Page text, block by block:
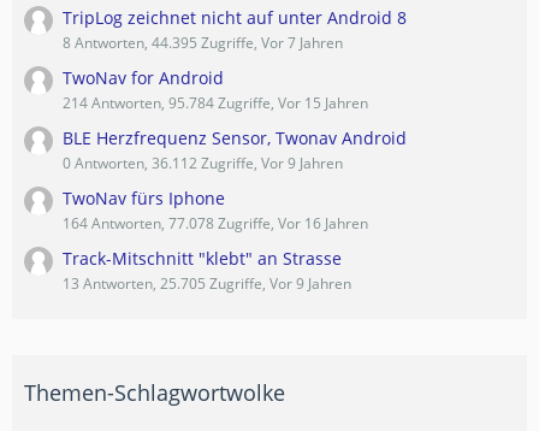
TripLog zeichnet nicht auf unter Android 8
8 Antworten, 44.395 Zugriffe, Vor 7 Jahren
TwoNav for Android
214 Antworten, 95.784 Zugriffe, Vor 15 Jahren
BLE Herzfrequenz Sensor, Twonav Android
0 Antworten, 36.112 Zugriffe, Vor 9 Jahren
TwoNav fürs Iphone
164 Antworten, 77.078 Zugriffe, Vor 16 Jahren
Track-Mitschnitt "klebt" an Strasse
13 Antworten, 25.705 Zugriffe, Vor 9 Jahren
Themen-Schlagwortwolke